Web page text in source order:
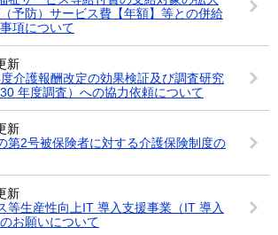
予防）サービス費【年額】等との併給
項について
新
介護報酬改定の効果検証及び調査研究
年度調査）への協力依頼について
新
第2号被保険者に対する介護保険制度の
新
等生産性向上IT 導入支援事業（IT 導入
お願いについて